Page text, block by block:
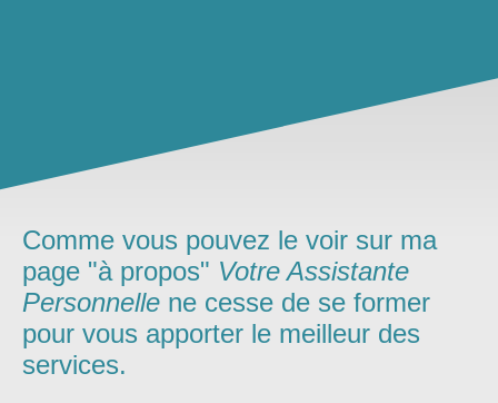
Comme vous pouvez le voir sur ma
page "à propos" Votre Assistante
Personnelle ne cesse de se former
pour vous apporter le meilleur des
services.